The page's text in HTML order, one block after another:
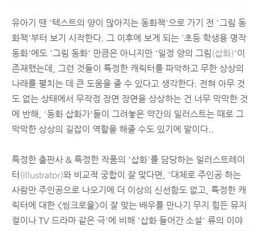
유아기 땐 '텍스트의 양이 많아지는 동화책'으로 가기 전 '그림 동
화책'부터 보기 시작한다. 그 이후에 보게 되는 '초등 학생용 명작
동화'에도 '그림 동화' 만큼은 아니지만 '일정 양의 그림(삽화)'이
존재했는데, 그런 것들이 특정한 캐릭터를 파악하고 무한 상상의
나래를 펼치는 데 큰 도움을 줄 수 있다고 생각한다. 전혀 아무 것
도 없는 상태에서 무작정 장면 장면을 상상하는 건 너무 막막한 것
에 반해, '동화 삽화가'들이 그려놓은 약간의 일러스트는 때로 그
막막한 상상의 길잡이 역할을 해줄 수도 있기에 말이다..
특정한 출판사 & 특정한 작품의 '삽화'를 담당하는 일러스트레이
터 (Illustrator)와 비교적 궁합이 잘 맞다면, '대체로 주인공 하는
사람만 주인공으로 나오기에 더 이상의 신선함도 없고, 특정한 캐
릭터에 대한 <씽크로율>이 잘 맞는 배우를 만나기 무지 힘든 뮤지
컬이나 TV 드라마 같은 극'에 비해 '삽화 들어간 소설' 류의 이야